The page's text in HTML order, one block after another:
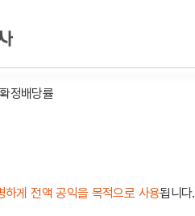
확정배당률
하게 전액 공익을 목적으로 사용됩니다.